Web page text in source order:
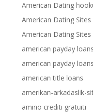
American Dating
American Dating
American Dating
american payday loans
american payday
american title loans
amerikan-arkadaslik-
amino crediti gratuiti